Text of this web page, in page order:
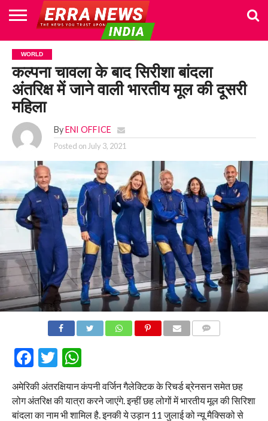
HOME
POLITICS
NEWS
BUSINESS
CULTURE
NATIONAL
SPORTS
LIFESTYLE
TRAVEL
OPINION
BREAKING
NEWS
ENTERTAINMENT
WORLD
CRIME
JOIN
US
WORLD
कल्पना चावला के बाद सिरीशा बांदला
अंतरिक्ष में जाने वाली भारतीय मूल की दूसरी
महिला
By ENI OFFICE
Posted on July 3, 2021
Facebook
Twitter
WhatsApp
अमेरिकी अंतरक्षियान कंपनी वर्जिन गैलेक्टिक के रिचर्ड ब्रेनसन समेत छह
लोग अंतरिक्ष की यात्रा करने जाएंगे. इन्हीं छह लोगों में भारतीय मूल की सिरिशा
बांदला का नाम भी शामिल है. इनकी ये उड़ान 11 जुलाई को न्यू मैक्सिको से